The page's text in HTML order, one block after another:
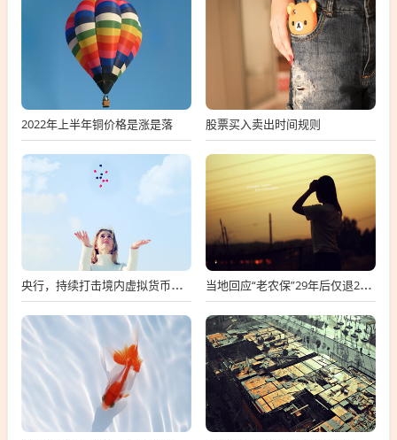
2022年上半年铜价格是涨是落 股票买入卖出时间规则
央行，持续打击境内虚拟货币经营炒作活动 当地回应“老农保”29年后仅退200元，老农保退付难，29年后仅退200元报道